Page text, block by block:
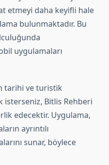
etmeyi daha keyifli hale
bulunmaktadır. Bu
uygulamaları
tarihi ve turistik
isterseniz, Bitlis Rehberi
edecektir. Uygulama,
ayrıntılı
sunar, böylece